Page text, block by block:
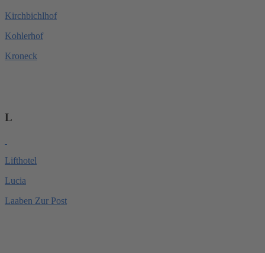
Kirchbichlhof
Kohlerhof
Kroneck
L
Lifthotel
Lucia
Laaben Zur Post